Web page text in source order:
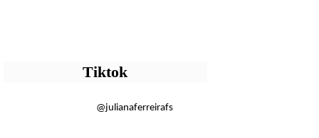
Tiktok
@julianaferreirafs